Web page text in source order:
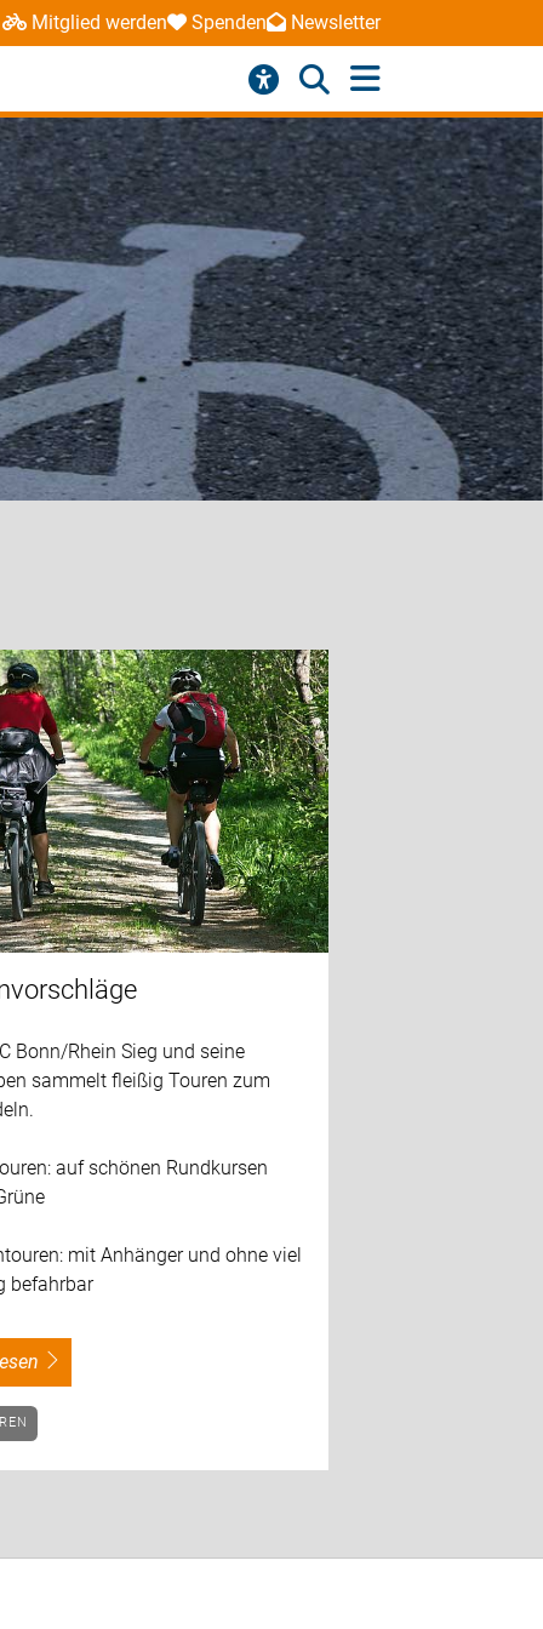
Mitglied werden Spenden Newsletter
Bonn/Rhein Sieg und seine
sammelt fleißig Touren zum
auf schönen Rundkursen
mit Anhänger und ohne viel
befahrbar